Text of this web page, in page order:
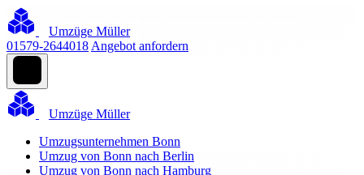
Umzüge Müller
01579-2644018 Angebot anfordern
Umzüge Müller
Umzugsunternehmen Bonn
Umzug von Bonn nach Berlin
Umzug von Bonn nach Hamburg